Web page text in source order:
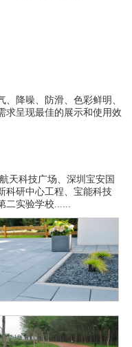
降噪、防滑、色彩鲜明、
求呈现最佳的展示和使用效
天科技广场、深圳宝安国
科研中心工程、宝能科技
二实验学校......